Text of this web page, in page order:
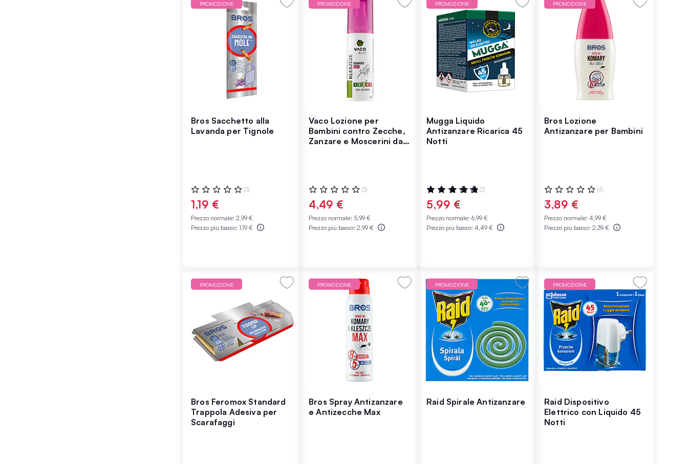
PROMOZIONE
Bros Sacchetto alla
Lavanda per Tignole
Valutazione:
0%
(3)
1,19 €
Prezzo normale: 2,99 €
Prezzo più basso: 1,19 €
PROMOZIONE
Vaco Lozione per
Bambini contro Zecche,
Zanzare e Moscerini dai
Valutazione:
0%
(3)
4,49 €
Prezzo normale: 5,99 €
Prezzo più basso: 2,99 €
PROMOZIONE
Mugga Liquido
Antizanzare Ricarica 45
Notti
Valutazione:
100%
(2)
5,99 €
Prezzo normale: 6,99 €
Prezzo più basso: 4,49 €
PROMOZIONE
Bros Lozione
Antizanzare per Bambini
Valutazione:
0%
(4)
3,89 €
Prezzo normale: 4,99 €
Prezzo più basso: 2,39 €
PROMOZIONE
Bros Feromox Standard
Trappola Adesiva per
Scarafaggi
PROMOZIONE
Bros Spray Antizanzare
e Antizecche Max
PROMOZIONE
Raid Spirale Antizanzare
PROMOZIONE
Raid Dispositivo
Elettrico con Liquido 45
Notti